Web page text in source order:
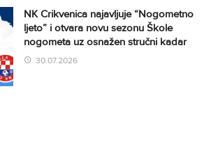
NK Crikvenica najavljuje “Nogometno
ljeto” i otvara novu sezonu Škole
nogometa uz osnažen stručni kadar
30.07.2026